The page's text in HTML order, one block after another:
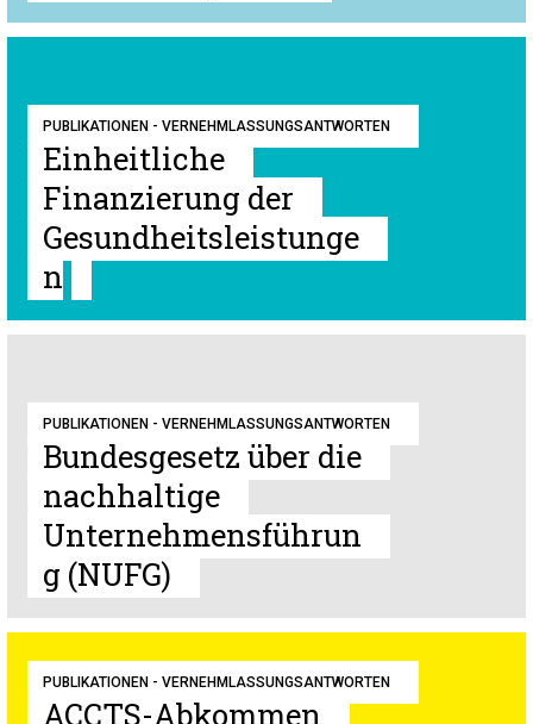
PUBLIKATIONEN - VERNEHMLASSUNGSANTWORTEN
Einheitliche
Finanzierung der
Gesundheitsleistunge
n
PUBLIKATIONEN - VERNEHMLASSUNGSANTWORTEN
Bundesgesetz über die
nachhaltige
Unternehmensführun
g (NUFG)
PUBLIKATIONEN - VERNEHMLASSUNGSANTWORTEN
ACCTS-Abkommen